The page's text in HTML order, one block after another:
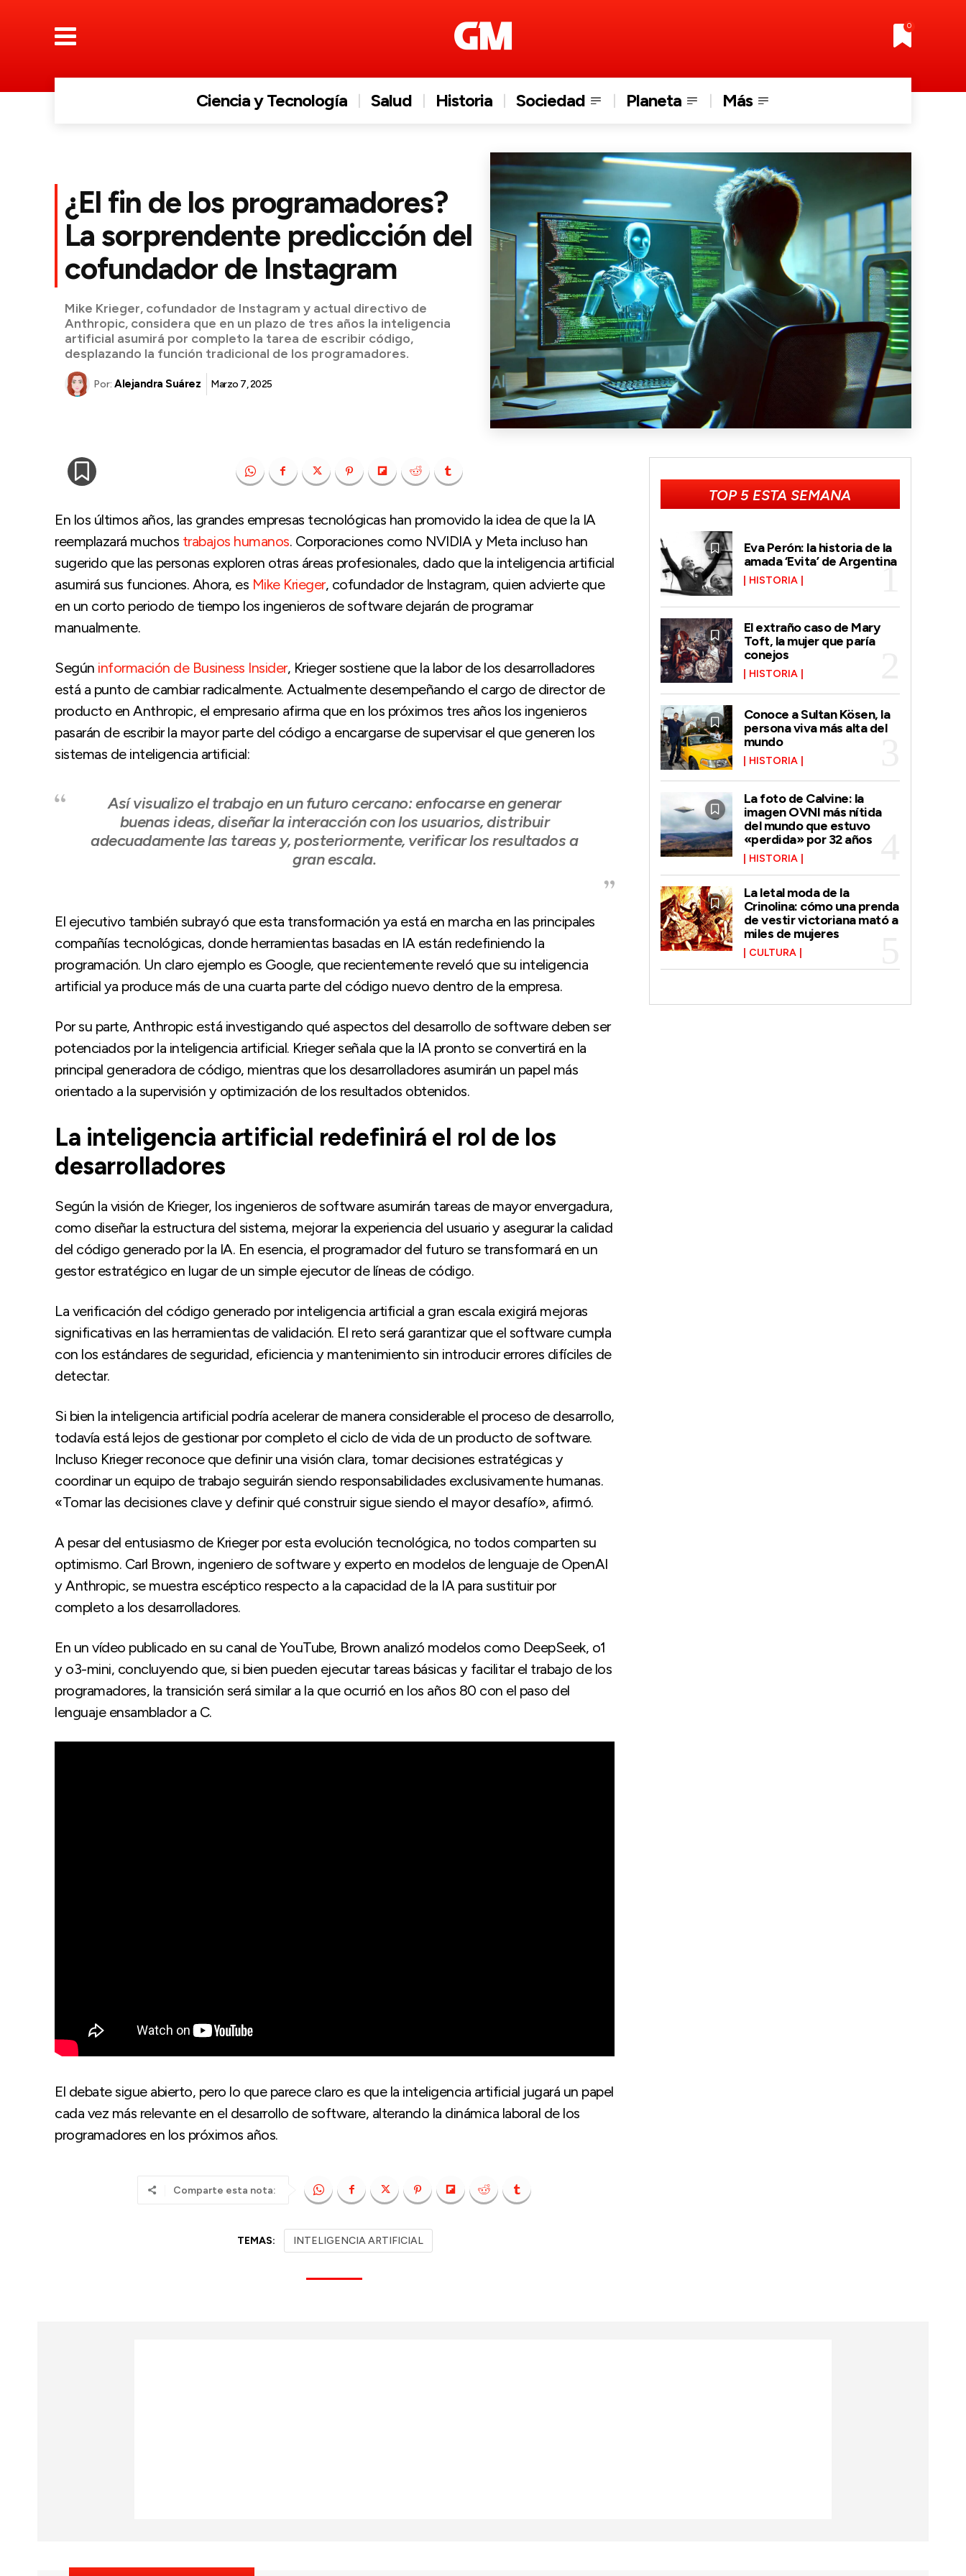
0
Ciencia y Tecnología Salud Historia Sociedad Planeta Más
¿El fin de los programadores?
La sorprendente predicción del
cofundador de Instagram
Mike Krieger, cofundador de Instagram y actual directivo de
Anthropic, considera que en un plazo de tres años la inteligencia
artificial asumirá por completo la tarea de escribir código,
desplazando la función tradicional de los programadores.
Por: Alejandra Suárez Marzo 7, 2025
En los últimos años, las grandes empresas tecnológicas han promovido la idea de que la IA
reemplazará muchos trabajos humanos. Corporaciones como NVIDIA y Meta incluso han
sugerido que las personas exploren otras áreas profesionales, dado que la inteligencia artificial
asumirá sus funciones. Ahora, es Mike Krieger, cofundador de Instagram, quien advierte que
en un corto periodo de tiempo los ingenieros de software dejarán de programar
manualmente.
Según información de Business Insider, Krieger sostiene que la labor de los desarrolladores
está a punto de cambiar radicalmente. Actualmente desempeñando el cargo de director de
producto en Anthropic, el empresario afirma que en los próximos tres años los ingenieros
pasarán de escribir la mayor parte del código a encargarse de supervisar el que generen los
sistemas de inteligencia artificial:
Así visualizo el trabajo en un futuro cercano: enfocarse en generar
buenas ideas, diseñar la interacción con los usuarios, distribuir
adecuadamente las tareas y, posteriormente, verificar los resultados a
gran escala.
El ejecutivo también subrayó que esta transformación ya está en marcha en las principales
compañías tecnológicas, donde herramientas basadas en IA están redefiniendo la
programación. Un claro ejemplo es Google, que recientemente reveló que su inteligencia
artificial ya produce más de una cuarta parte del código nuevo dentro de la empresa.
Por su parte, Anthropic está investigando qué aspectos del desarrollo de software deben ser
potenciados por la inteligencia artificial. Krieger señala que la IA pronto se convertirá en la
principal generadora de código, mientras que los desarrolladores asumirán un papel más
orientado a la supervisión y optimización de los resultados obtenidos.
La inteligencia artificial redefinirá el rol de los
desarrolladores
Según la visión de Krieger, los ingenieros de software asumirán tareas de mayor envergadura,
como diseñar la estructura del sistema, mejorar la experiencia del usuario y asegurar la calidad
del código generado por la IA. En esencia, el programador del futuro se transformará en un
gestor estratégico en lugar de un simple ejecutor de líneas de código.
La verificación del código generado por inteligencia artificial a gran escala exigirá mejoras
significativas en las herramientas de validación. El reto será garantizar que el software cumpla
con los estándares de seguridad, eficiencia y mantenimiento sin introducir errores difíciles de
detectar.
Si bien la inteligencia artificial podría acelerar de manera considerable el proceso de desarrollo,
todavía está lejos de gestionar por completo el ciclo de vida de un producto de software.
Incluso Krieger reconoce que definir una visión clara, tomar decisiones estratégicas y
coordinar un equipo de trabajo seguirán siendo responsabilidades exclusivamente humanas.
«Tomar las decisiones clave y definir qué construir sigue siendo el mayor desafío», afirmó.
A pesar del entusiasmo de Krieger por esta evolución tecnológica, no todos comparten su
optimismo. Carl Brown, ingeniero de software y experto en modelos de lenguaje de OpenAI
y Anthropic, se muestra escéptico respecto a la capacidad de la IA para sustituir por
completo a los desarrolladores.
En un vídeo publicado en su canal de YouTube, Brown analizó modelos como DeepSeek, o1
y o3-mini, concluyendo que, si bien pueden ejecutar tareas básicas y facilitar el trabajo de los
programadores, la transición será similar a la que ocurrió en los años 80 con el paso del
lenguaje ensamblador a C.
El debate sigue abierto, pero lo que parece claro es que la inteligencia artificial jugará un papel
cada vez más relevante en el desarrollo de software, alterando la dinámica laboral de los
programadores en los próximos años.
Comparte esta nota:
TEMAS: INTELIGENCIA ARTIFICIAL
TOP 5 ESTA SEMANA
Eva Perón: la historia de la
amada ‘Evita’ de Argentina
HISTORIA
El extraño caso de Mary
Toft, la mujer que paría
conejos
HISTORIA
Conoce a Sultan Kösen, la
persona viva más alta del
mundo
HISTORIA
La foto de Calvine: la
imagen OVNI más nítida
del mundo que estuvo
«perdida» por 32 años
HISTORIA
La letal moda de la
Crinolina: cómo una prenda
de vestir victoriana mató a
miles de mujeres
CULTURA